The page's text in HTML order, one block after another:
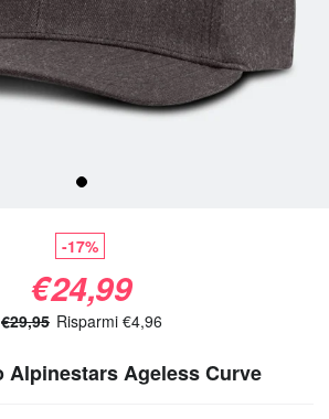
-17%
€24,99
€29,95 Risparmi €4,96
Alpinestars Ageless Curve